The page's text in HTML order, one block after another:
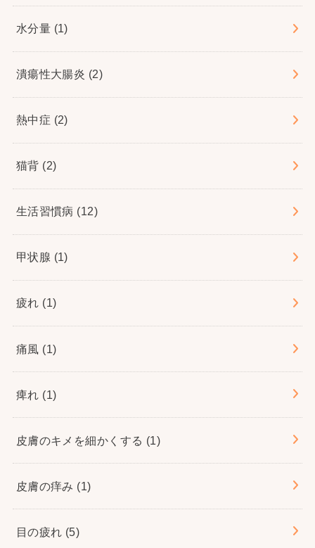
水分量 (1)
潰瘍性大腸炎 (2)
熱中症 (2)
猫背 (2)
生活習慣病 (12)
甲状腺 (1)
疲れ (1)
痛風 (1)
痺れ (1)
皮膚のキメを細かくする (1)
皮膚の痒み (1)
目の疲れ (5)